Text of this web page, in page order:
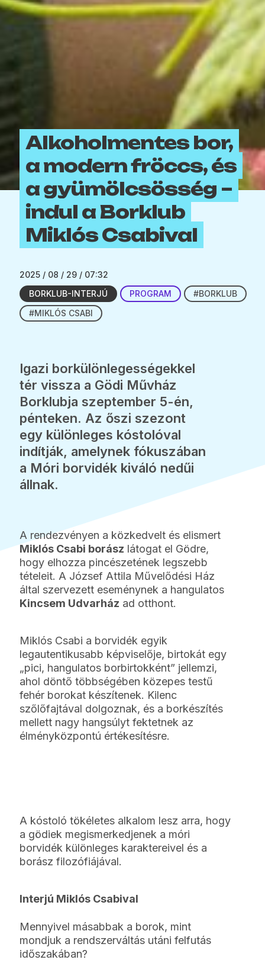
Alkoholmentes bor,
a modern fröccs, és
a gyümölcsösség –
indul a Borklub
Miklós Csabival
2025 / 08 / 29 / 07:32
BORKLUB-INTERJÚ
PROGRAM
#BORKLUB
#MIKLÓS CSABI
Igazi borkülönlegességekkel
tér vissza a Gödi Művház
Borklubja szeptember 5-én,
pénteken. Az őszi szezont
egy különleges kóstolóval
indítják, amelynek fókuszában
a Móri borvidék kiváló nedűi
állnak.
A rendezvényen a közkedvelt és elismert
Miklós Csabi borász látogat el Gödre,
hogy elhozza pincészetének legszebb
tételeit. A József Attila Művelődési Ház
által szervezett eseménynek a hangulatos
Kincsem Udvarház ad otthont.
Miklós Csabi a borvidék egyik
legautentikusabb képviselője, birtokát egy
„pici, hangulatos borbirtokként” jellemzi,
ahol döntő többségében közepes testű
fehér borokat készítenek. Kilenc
szőlőfajtával dolgoznak, és a borkészítés
mellett nagy hangsúlyt fektetnek az
élményközpontú értékesítésre.
A kóstoló tökéletes alkalom lesz arra, hogy
a gödiek megismerkedjenek a móri
borvidék különleges karaktereivel és a
borász filozófiájával.
Interjú Miklós Csabival
Mennyivel másabbak a borok, mint
mondjuk a rendszerváltás utáni felfutás
időszakában?